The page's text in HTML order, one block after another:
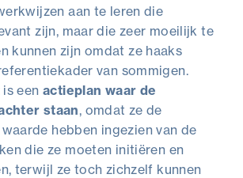
aan te leren die
zijn, maar die zeer moeilijk te
kunnen zijn omdat ze haaks
van sommigen.
is een actieplan waar de
staan, omdat ze de
hebben ingezien van de
die ze moeten initiëren en
terwijl ze toch zichzelf kunnen